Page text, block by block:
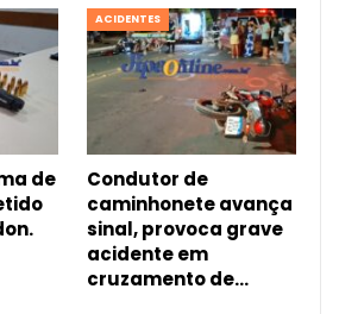
de
ACIDENTES
Condutor de
caminhonete avança
sinal, provoca grave
acidente em
cruzamento de…